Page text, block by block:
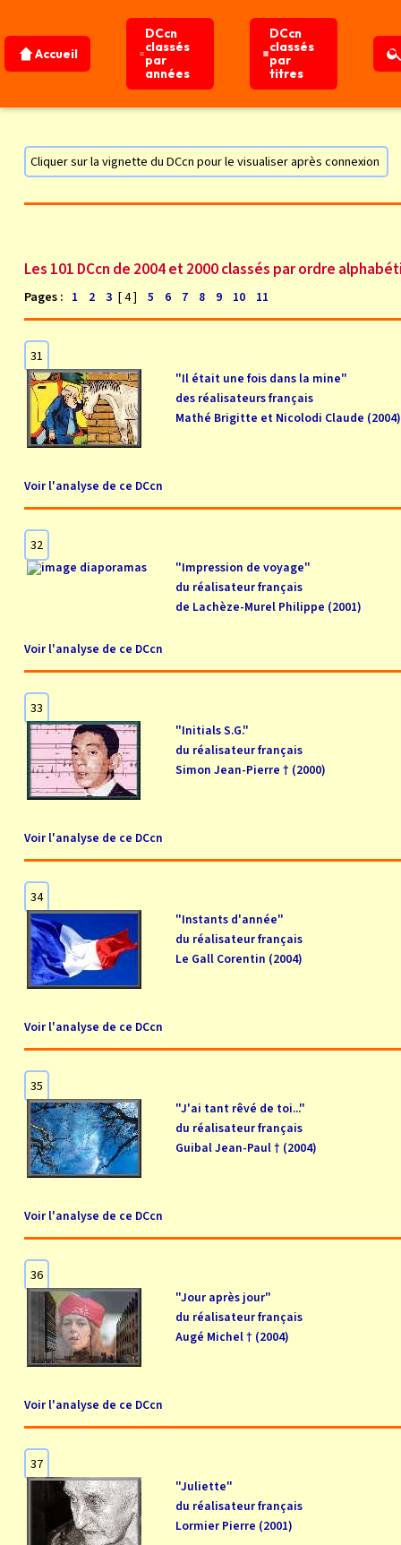
Accueil
DCcn
classés
par
années
DCcn
classés
par
titres
DCcn de 2004 et 2000
Cliquer sur la vignette du DCcn pour le visualiser après connexion
Les 101 DCcn de 2004 et 2000 classés par ordre
Pages : 1 2 3 [ 4 ] 5 6 7 8 9 10 11
31
"Il était une fois dans la mine"
des réalisateurs français
Mathé Brigitte et Nicolodi Claude (2004)
Voir l'analyse de ce DCcn
32
"Impression de voyage"
du réalisateur français
de Lachèze-Murel Philippe (2001)
Voir l'analyse de ce DCcn
33
"Initials S.G."
du réalisateur français
Simon Jean-Pierre † (2000)
Voir l'analyse de ce DCcn
34
"Instants d'année"
du réalisateur français
Le Gall Corentin (2004)
Voir l'analyse de ce DCcn
35
"J'ai tant rêvé de toi..."
du réalisateur français
Guibal Jean-Paul † (2004)
Voir l'analyse de ce DCcn
36
"Jour après jour"
du réalisateur français
Augé Michel † (2004)
Voir l'analyse de ce DCcn
37
"Juliette"
du réalisateur français
Lormier Pierre (2001)